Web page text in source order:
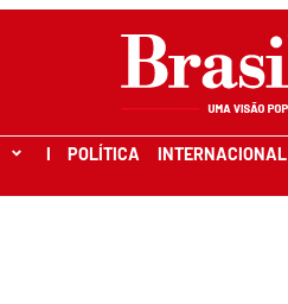
I POLÍTICA INTERNACIONAL